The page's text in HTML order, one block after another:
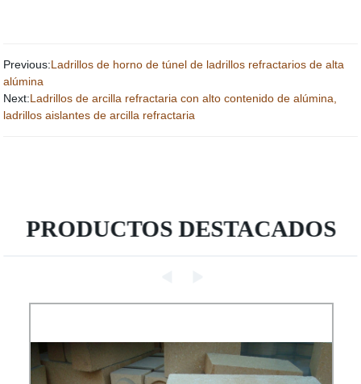
Previous:Ladrillos de horno de túnel de ladrillos refractarios de alta
alúmina
Next:Ladrillos de arcilla refractaria con alto contenido de alúmina,
ladrillos aislantes de arcilla refractaria
PRODUCTOS DESTACADOS